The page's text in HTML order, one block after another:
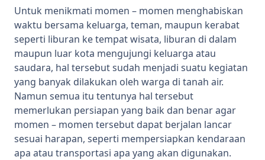
Untuk menikmati momen – momen menghabiskan
waktu bersama keluarga, teman, maupun kerabat
seperti liburan ke tempat wisata, liburan di dalam
maupun luar kota mengujungi keluarga atau
saudara, hal tersebut sudah menjadi suatu kegiatan
yang banyak dilakukan oleh warga di tanah air.
Namun semua itu tentunya hal tersebut
memerlukan persiapan yang baik dan benar agar
momen – momen tersebut dapat berjalan lancar
sesuai harapan, seperti mempersiapkan kendaraan
apa atau transportasi apa yang akan digunakan.